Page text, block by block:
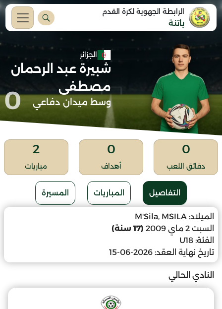
الرابطة الجهوية لكرة القدم
باتنة
الجزائر
شبيرة عبد الرحمان
مصطفى
وسط ميدان دفاعي 0
0
دقائق اللعب
0
أهداف
2
مباريات
التفاصيل المباريات المسيرة
الميلاد: M'Sila, MSILA
السبت 2 ماي 2009
(17 سنة)
الفئة: U18
تاريخ نهاية العقد: 2026-06-15
النادي الحالي